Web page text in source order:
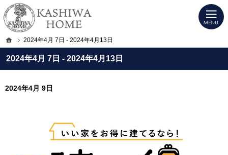
2024年4月 7日 - 2024年4月13日
プロの目線からご提案。宇都宮市・壬生町・小山市のデザイン注文住宅・高気密
KASHIWA HOME｜宇都宮市・壬生町・小山市のデザイン注文住宅・高気密高断
2024年4月 9日
ホーム
2024年4月 7日 - 2024年4月13日